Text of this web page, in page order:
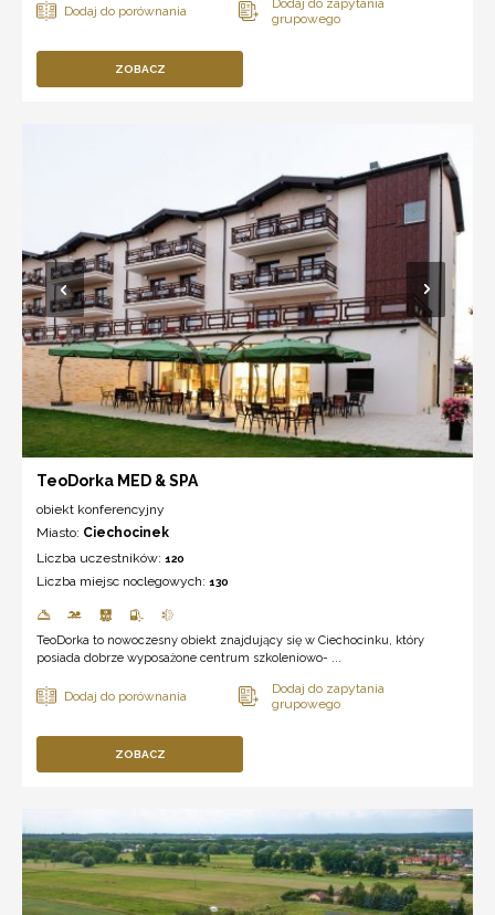
ZOBACZ
TeoDorka MED & SPA
obiekt konferencyjny
Miasto: Ciechocinek
Liczba uczestników: 120
Liczba miejsc noclegowych: 130
TeoDorka to nowoczesny obiekt znajdujący się w Ciechocinku, który
posiada dobrze wyposażone centrum szkoleniowo- ...
ZOBACZ